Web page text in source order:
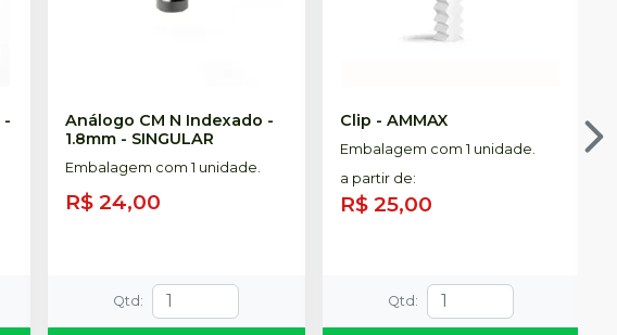
-
Análogo CM N Indexado -
1.8mm- SINGULAR
Embalagem com 1 unidade.
R$ 24,00
Qtd :
Clip - AMMAX
Embalagem com 1 unidade.
a partir de:
R$ 25,00
Qtd :